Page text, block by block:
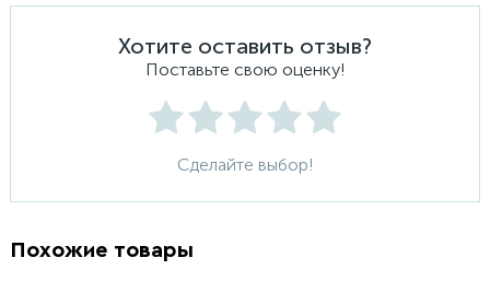
Хотите оставить отзыв?
Поставьте свою оценку!
Сделайте выбор!
Похожие товары